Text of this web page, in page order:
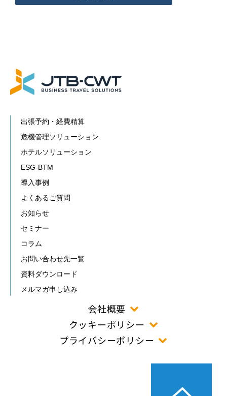
出張予約・経費精算
危機管理ソリューション
ホテルソリューション
ESG-BTM
導入事例
よくあるご質問
お知らせ
セミナー
コラム
お問い合わせ先一覧
資料ダウンロード
メルマガ申し込み
会社概要
クッキーポリシー
プライバシーポリシー